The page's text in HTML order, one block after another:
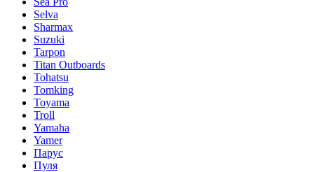
Selva
Sharmax
Suzuki
Tarpon
Titan Outboards
Tohatsu
Tomking
Toyama
Troll
Yamaha
Yamer
Парус
Пуля